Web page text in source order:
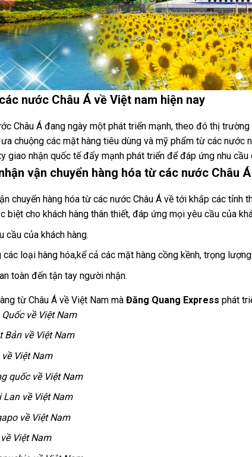
nước Châu Á về Việt nam hiện nay
Châu Á đang ngày một phát triển mạnh, theo đó thị
chuộng các mặt hàng tiêu dùng và mỹ phẩm từ các nước
giao nhận quốc tế đẩy mạnh phát triển để đáp ứng nhu cầu
vận chuyển hàng hóa từ các nước Châu
chuyển hàng hóa từ các nước Châu Á về tới khắp các tỉnh
biệt cho khách hàng thân thiết, đáp ứng mọi yêu cầu của
cầu của khách hàng.
các loại hàng hóa,kể cả các mặt hàng cồng kềnh, trọng
toàn đến tận tay người nhận.
từ Châu Á về Việt Nam mà Đăng Quang Express phát
về Việt Nam
Bản về Việt Nam
Việt Nam
quốc về Việt Nam
Lan về Việt Nam
về Việt Nam
Việt Nam